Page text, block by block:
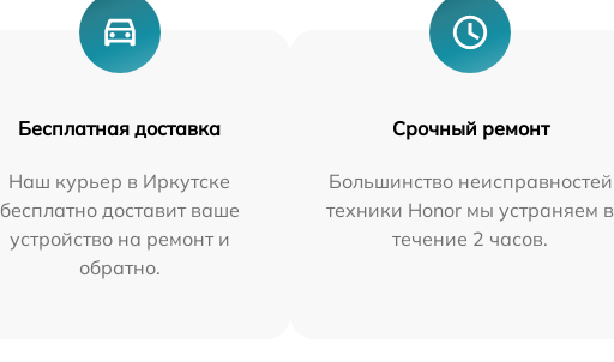
Бесплатная доставка
Наш курьер в Иркутске
бесплатно доставит ваше
устройство на ремонт и
обратно.
Срочный ремонт
Большинство неисправностей
техники Honor мы устраняем в
течение 2 часов.